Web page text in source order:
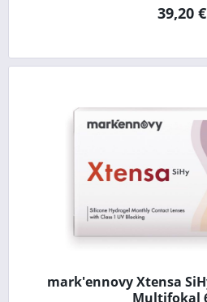
39,20 €
mark'ennovy Xtensa
Multifokal